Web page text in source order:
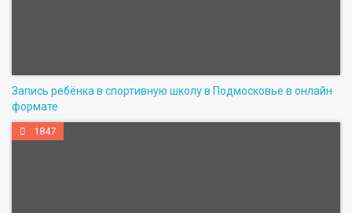
Запись ребёнка в спортивную школу в Подмосковье в онлайн
формате
1847